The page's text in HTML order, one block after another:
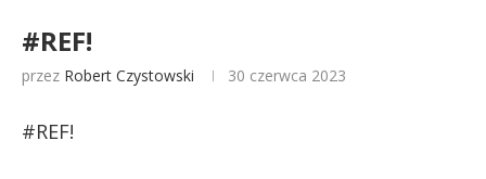
#REF!
przez Robert Czystowski 30 czerwca 2023
#REF!